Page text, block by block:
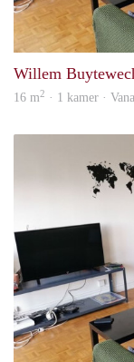
Willem
16 m2 · 1 kamer ·